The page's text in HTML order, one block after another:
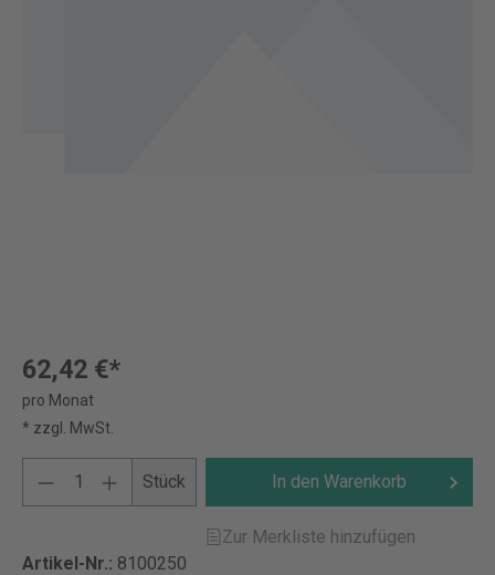
62,42 €*
pro Monat
* zzgl. MwSt.
Stück In den Warenkorb
Zur Merkliste hinzufügen
Artikel-Nr.: 8100250